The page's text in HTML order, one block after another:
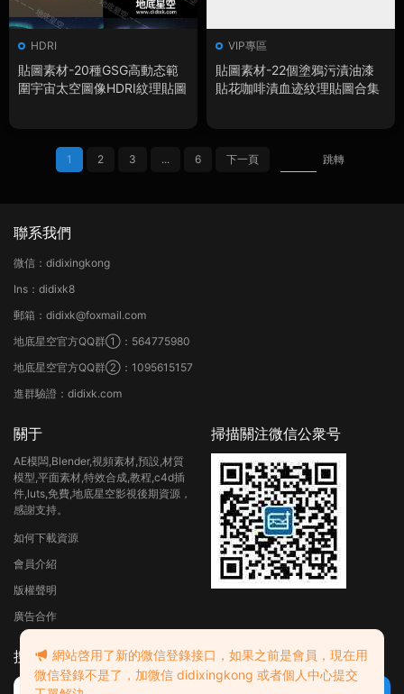
HDRI
貼圖素材-20種GSG高動态範
圍宇宙太空圖像HDRI紋理貼圖
VIP專區
貼圖素材-22個塗鴉污漬油漆
貼花咖啡漬血迹紋理貼圖合集
1 2 3 ... 6 下一頁 跳轉
聯系我們
微信：didixingkong
Ins：didixk8
郵箱：didixk@foxmail.com
地底星空官方QQ群①：564775980
地底星空官方QQ群②：1095615157
進群驗證：didixk.com
關于
AE模闆,Blender,視頻素材,預設,材質
模型,平面素材,特效合成,教程,c4d插
件,luts,免費,地底星空影視後期資源，
感謝支持。
如何下載資源
會員介紹
版權聲明
廣告合作
掃描關注微信公衆号
搜索
網站啓用了新的微信登錄接口，如果之前是會員，現在用
微信登錄不是了，加微信 didixingkong 或者個人中心提交